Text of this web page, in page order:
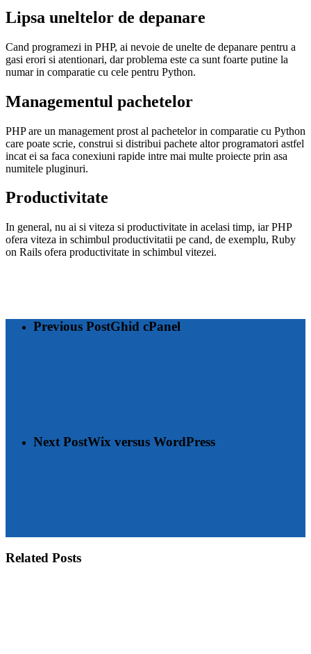
Lipsa uneltelor de depanare
Cand programezi in PHP, ai nevoie de unelte de depanare pentru a
gasi erori si atentionari, dar problema este ca sunt foarte putine la
numar in comparatie cu cele pentru Python.
Managementul pachetelor
PHP are un management prost al pachetelor in comparatie cu Python
care poate scrie, construi si distribui pachete altor programatori astfel
incat ei sa faca conexiuni rapide intre mai multe proiecte prin asa
numitele pluginuri.
Productivitate
In general, nu ai si viteza si productivitate in acelasi timp, iar PHP
ofera viteza in schimbul productivitatii pe cand, de exemplu, Ruby
on Rails ofera productivitate in schimbul vitezei.
Previous PostGhid cPanel
Next PostWix versus WordPress
Related Posts